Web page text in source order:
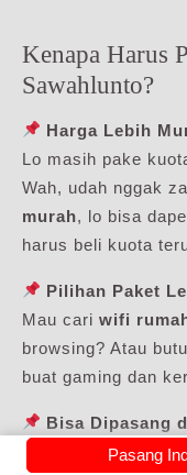
Kenapa Harus
Sawahlunto?
Harga Lebih
Lo masih pake
Wah, udah nggak
murah, lo bisa
harus beli kuota
Pilihan Paket
Mau cari wifi
browsing? Atau
buat gaming dan
Bisa Dipasang
Buat lo yang nyari
Pasang